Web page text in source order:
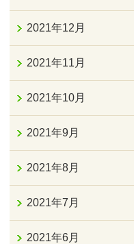
2021年12月
2021年11月
2021年10月
2021年9月
2021年8月
2021年7月
2021年6月